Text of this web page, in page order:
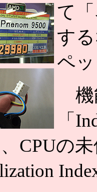
て
す
ペ
機
「
、CPUの